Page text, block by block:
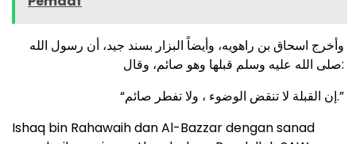
وأخرج اسحاق بن راهويه، وأيضاً البزار بسند جيد، أن رسول الله
صلى الله عليه وسلم قبلها وهو صائم، وقال:
“إن القبلة لا تنقض الوضوء ، ولا تفطر صائم.”
Ishaq bin Rahawaih dan Al-Bazzar dengan sanad